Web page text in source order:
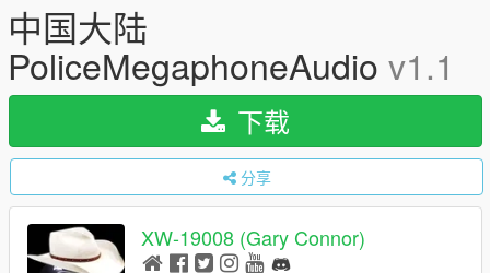
中国大陆
PoliceMegaphoneAudio v1.1
下载
分享
XW-19008 (Gary Connor)